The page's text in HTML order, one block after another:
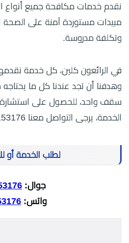
نقدم خدمات مكافحة جميع أنواع
مبيدات مستوردة آمنة على الصحة
وتكلفة مدروسة.
في الرائعون كلين، كل خدمة
وهدفنا أن تجد عندنا كل ما
سقف واحد، للحصول على استشارة
الخدمة، يرجى التواصل معنا 0576153176.
لطلب الخدمة أو
جوال:
واتس: